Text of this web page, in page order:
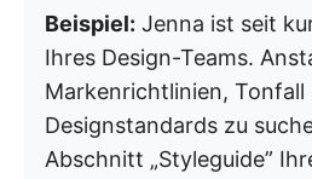
Beispiel: Jenna ist seit
Ihres Design-Teams.
Markenrichtlinien, Tonfall
Designstandards zu
Abschnitt „Styleguide”